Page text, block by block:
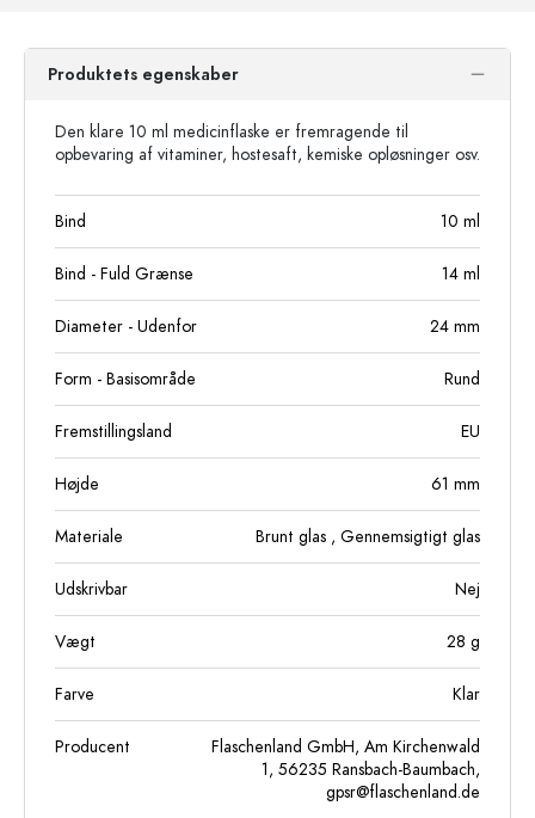
Produktets egenskaber
Den klare 10 ml medicinflaske er fremragende til
opbevaring af vitaminer, hostesaft, kemiske opløsninger osv.
Bind 10 ml
Bind - Fuld Grænse 14 ml
Diameter - Udenfor 24 mm
Form - Basisområde Rund
Fremstillingsland EU
Højde 61 mm
Materiale Brunt glas , Gennemsigtigt glas
Udskrivbar Nej
Vægt 28 g
Farve Klar
Producent
Flaschenland GmbH, Am Kirchenwald
1, 56235 Ransbach-Baumbach,
gpsr@flaschenland.de